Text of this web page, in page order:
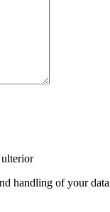
handling of your